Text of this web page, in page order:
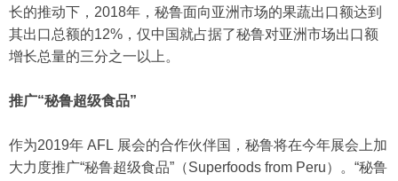
长的推动下，2018年，秘鲁面向亚洲市场的果蔬出口额达到
其出口总额的12%，仅中国就占据了秘鲁对亚洲市场出口额
增长总量的三分之一以上。
推广“秘鲁超级食品”
作为2019年 AFL 展会的合作伙伴国，秘鲁将在今年展会上加
大力度推广“秘鲁超级食品”（Superfoods from Peru）。“秘鲁